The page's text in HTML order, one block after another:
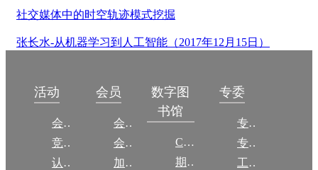
社交媒体中的时空轨迹模式挖掘
张长水-从机器学习到人工智能（2017年12月15日）
活动
会议
竞赛
认证
会员
会员简介
会员权益
加入CCF
数字图
书馆
CCCF
期刊
专委
专委简介
专委条例
工作问答